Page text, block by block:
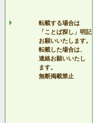
転載する場合は
「ことば探し」明記
お願いいたします。
転載した場合は、
連絡お願いいたし
ます。
無断掲載禁止